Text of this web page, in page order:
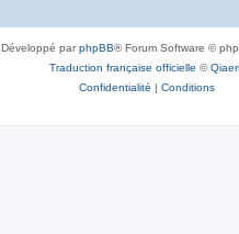
Développé parphpBB® Forum Software ©
Traduction française officielle ©
Confidentialité | Conditions